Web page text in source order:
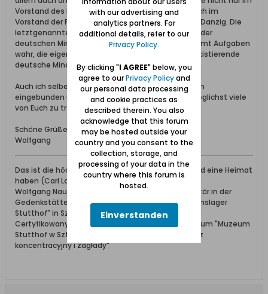
Vorstand des Bundes der Danziger ist sondern auch im
Vorstand der Polnisch-Deutschen Gesellschaft in Danzig. Die
letztgenannte Organisation ist in die Fußstapfen der
deutschen Minderheit in Danzig getreten und nimmt Aufgaben
wahr, die eigentlich die nur noch auf dem Papier existierende
deutsche Minderheit wahrnehmen sollte.
Auch ich selber bin bei diesem Treffen ein bisschen
eingebunden und ich freue mich schon darauf, möglichst viele
von Euch zu treffen.
Schöne Grüße aus dem Werder
Wolfgang
Das ist die höchste aller Gaben: Geborgen sein und eine Heimat
haben (Carl Lange)
Wolfgang Naujocks: Zertifizierter Führer und Volontär in der
Gedenkstätte/Museum "Deutsches Konzentrationslager
Stutthof" in Sztutowo
Certyfikowany przewodnik i wolontariusz po muzeum "Muzeum
Stutthof w Sztutowie - Niemiecki nazistowski obóz
koncentracyjny i zagłady"
with our advertising and
analytics partners. For
additional details, refer to our
Privacy Policy.
By clicking "I AGREE" below, you
agree to ourPrivacy Policyand
our personal data processing
and cookie practices as
described therein. You also
acknowledge that this forum
may be hosted outside your
country and you consent to the
collection, storage, and
processing of your data in the
country where this forum is
hosted.
Einverstanden